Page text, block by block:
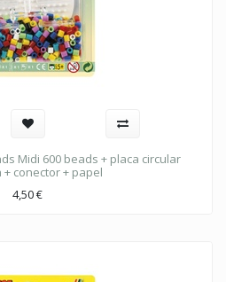
Midi 600 beads + placa circular
conector + papel
4,50€